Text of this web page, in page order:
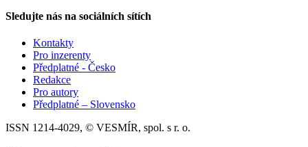
Sledujte nás na sociálních sítích
Kontakty
Pro inzerenty
Předplatné - Česko
Redakce
Pro autory
Předplatné – Slovensko
ISSN 1214-4029, © VESMÍR, spol. s r. o.